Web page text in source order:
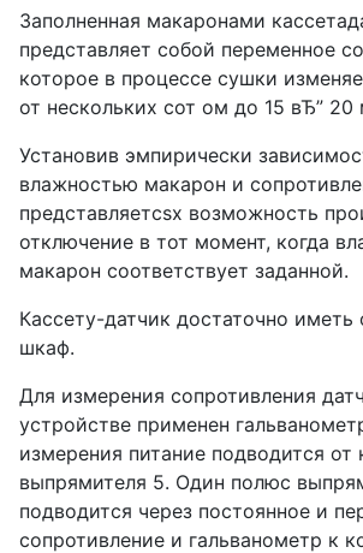
Заполненная макаронами
представляет собой переменное
которое в процессе сушки
от нескольких сот ом до 15 вЂ” 20
Установив эмпирически
влажностью макарон и
представляетcsx возможность
отключение в тот момент, когда
макарон соответствует заданной.
Кассету-датчик достаточно иметь
шкаф.
Для измерения сопротивления
устройстве применен
измерения питание подводится от
выпрямителя 5. Один полюс
подводится через постоянное и
сопротивление и гальванометр к